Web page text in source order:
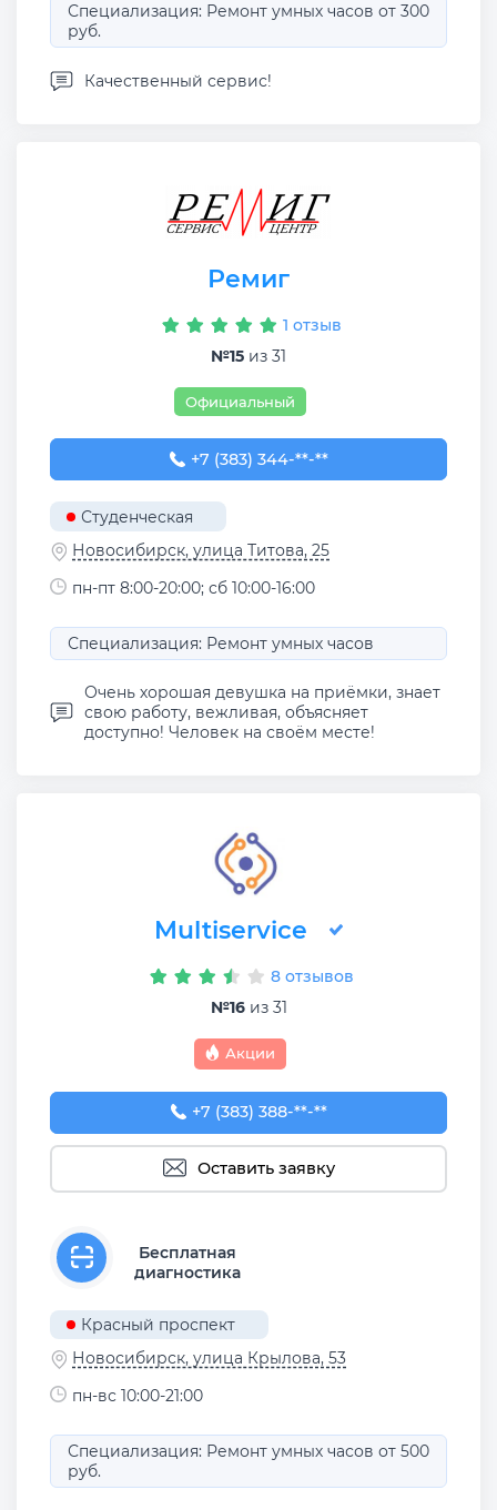
Специализация: Ремонт умных часов от 300
руб.
Качественный сервис!
Ремиг
1 отзыв
№15 из 31
Официальный
+7 (383) 344-30-68
+7 (383) 344-**-**
Студенческая
Новосибирск, улица Титова, 25
пн-пт 8:00-20:00; сб 10:00-16:00
Специализация: Ремонт умных часов
Очень хорошая девушка на приёмки, знает
свою работу, вежливая, объясняет
доступно! Человек на своём месте!
Multiservice
8 отзывов
№16из 31
Акции
+7 (383) 388-93-76
+7 (383) 388-**-**
Оставить заявку
Бесплатная
диагностика
Красный проспект
Новосибирск, улица Крылова, 53
пн-вс 10:00-21:00
Специализация: Ремонт умных часов от 500
руб.